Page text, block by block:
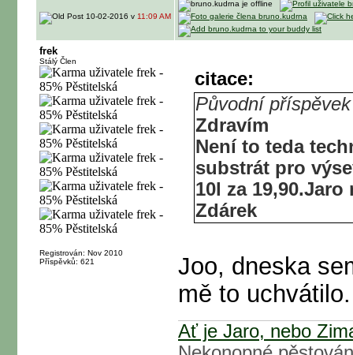
10-02-2016 v 11:09 AM
frek
Stálý Člen
Registrován: Nov 2010
Příspěvků: 621
citace:
Původní
Zdravím
Není to teda
substrát pro
10l za
Zdárek
Joo, dneska
mě to
Ať je Jaro, nebo